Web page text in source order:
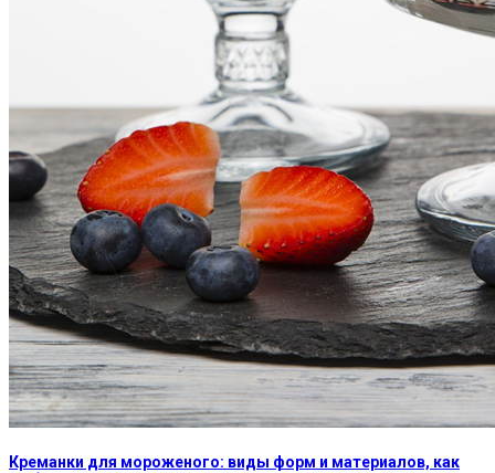
Креманки для мороженого: виды форм и материалов, как